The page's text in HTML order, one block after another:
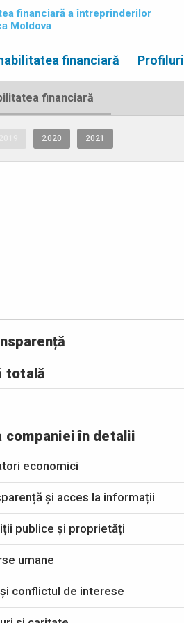
financiară a întreprinderilor
Moldova
financiară Profiluri
financiară
2020 2021
totală
companiei în detalii
economici
și acces la informații
publice și proprietăți
umane
conflictul de interese